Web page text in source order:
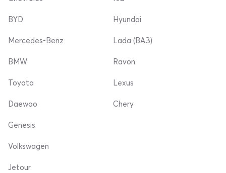
BYD
Mercedes-Benz
Hyundai
Lada (ВАЗ)
BMW
Toyota
Daewoo
Ravon
Lexus
Chery
Genesis
Volkswagen
Jetour